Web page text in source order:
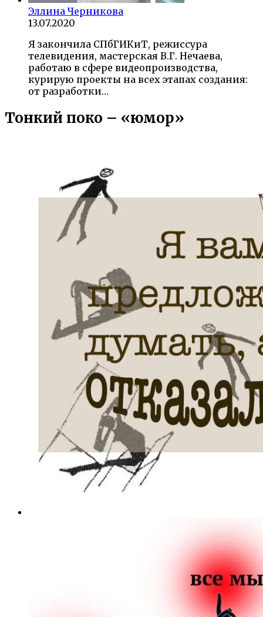
Эллина Черникова
13.07.2020
Я закончила СПбГИКиТ, режиссура
телевидения, мастерская В.Г. Нечаева,
работаю в сфере видеопроизводства,
курирую проекты на всех этапах создания:
от разработки…
Тонкий поко – «юмор»